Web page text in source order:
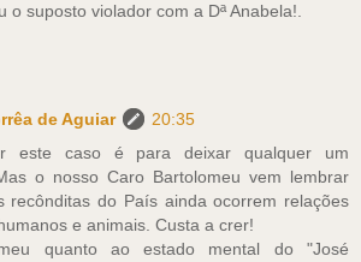
o suposto violador com a Dª Anabela!.
de Aguiar
20:35
este caso é para deixar qualquer um
o nosso Caro Bartolomeu vem lembrar
recônditas do País ainda ocorrem relações
e animais. Custa a crer!
quanto ao estado mental do "José